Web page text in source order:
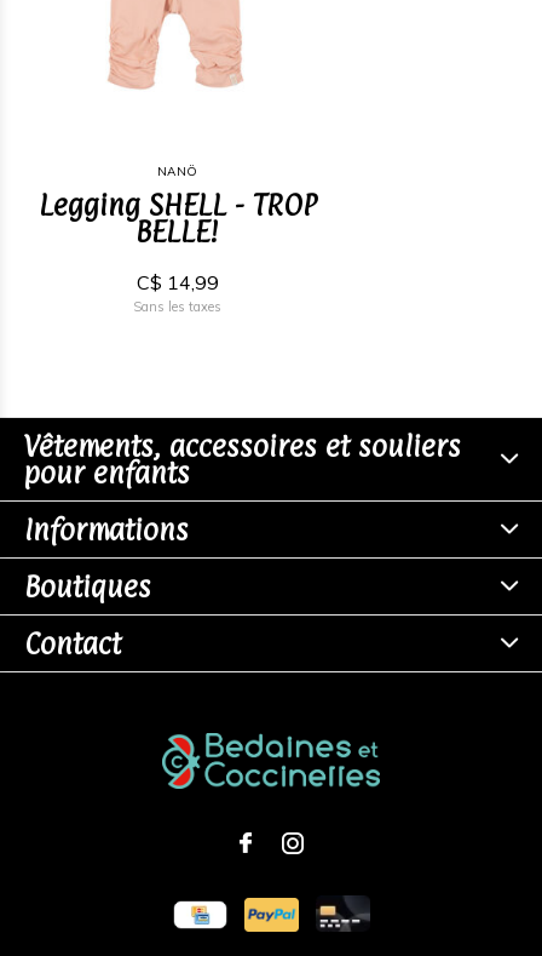
NANÖ
Legging SHELL - TROP
BELLE!
C$ 14,99
Sans les taxes
Vêtements, accessoires et souliers
pour enfants
Informations
Boutiques
Contact